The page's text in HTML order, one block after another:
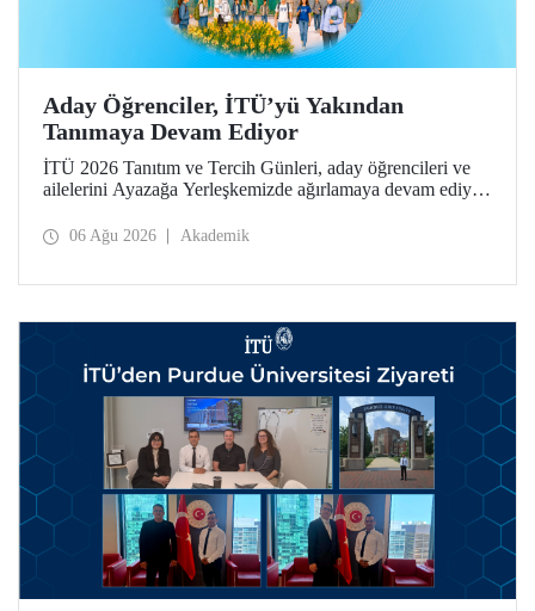
Aday Öğrenciler, İTÜ’yü Yakından
Tanımaya Devam Ediyor
İTÜ 2026 Tanıtım ve Tercih Günleri, aday öğrencileri ve
ailelerini Ayazağa Yerleşkemizde ağırlamaya devam ediyor.
ilgili fakülte ve birimler adaylara bilgi vermeye devam
06 Ağu 2026 Akademik